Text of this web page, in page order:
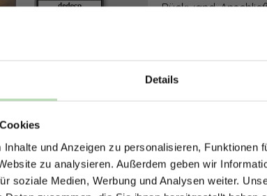
Details
und Anzeigen zu personalisieren, Funktionen
zu analysieren. Außerdem geben wir
soziale Medien, Werbung und Analysen weiter.
Rückwand.
Mithilfe unseres
dargestellt. Parallel
bestellen kannst.
Zum Konfigurator
Jetzt zum